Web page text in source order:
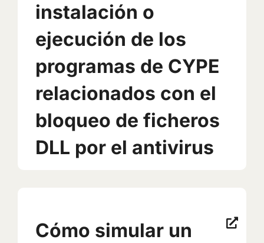
instalación o
ejecución de los
programas de CYPE
relacionados con el
bloqueo de ficheros
DLL por el antivirus
Cómo simular un